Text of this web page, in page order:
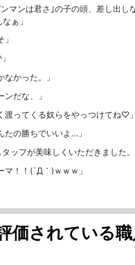
マンは君さ｣の子の頭、差し出し
なぁ 」
」
」
なかった。
」
ンだな、
」
渡ってくる奴らをやっつけてね♡ 」
たの勝ちでいいよ… 」
ッフが美味しくいただきました。
マ！！(´Д｀)ｗｗｗ 」
価されている職